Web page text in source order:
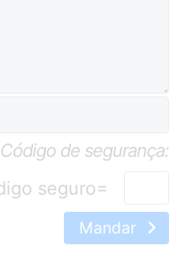
Código de segurança:
=
Mandar